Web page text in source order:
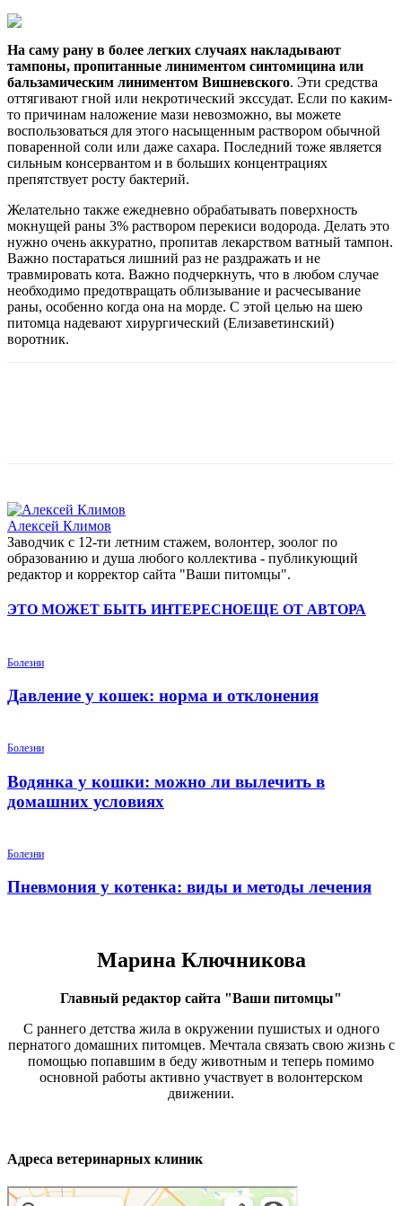
На саму рану в более легких случаях накладывают
тампоны, пропитанные линиментом синтомицина или
бальзамическим линиментом Вишневского. Эти средства
оттягивают гной или некротический экссудат. Если по каким-
то причинам наложение мази невозможно, вы можете
воспользоваться для этого насыщенным раствором обычной
поваренной соли или даже сахара. Последний тоже является
сильным консервантом и в больших концентрациях
препятствует росту бактерий.
Желательно также ежедневно обрабатывать поверхность
мокнущей раны 3% раствором перекиси водорода. Делать это
нужно очень аккуратно, пропитав лекарством ватный тампон.
Важно постараться лишний раз не раздражать и не
травмировать кота. Важно подчеркнуть, что в любом случае
необходимо предотвращать облизывание и расчесывание
раны, особенно когда она на морде. С этой целью на шею
питомца надевают хирургический (Елизаветинский)
воротник.
Алексей Климов
Заводчик c 12-ти летним стажем, волонтер, зоолог по
образованию и душа любого коллектива - публикующий
редактор и корректор сайта "Ваши питомцы".
ЭТО МОЖЕТ БЫТЬ ИНТЕРЕСНОЕЩЕ ОТ АВТОРА
Болезни
Давление у кошек: норма и отклонения
Болезни
Водянка у кошки: можно ли вылечить в
домашних условиях
Болезни
Пневмония у котенка: виды и методы лечения
Марина Ключникова
Главный редактор сайта "Ваши питомцы"
С раннего детства жила в окружении пушистых и одного
пернатого домашних питомцев. Мечтала связать свою жизнь с
помощью попавшим в беду животным и теперь помимо
основной работы активно участвует в волонтерском
движении.
Адреса ветеринарных клиник